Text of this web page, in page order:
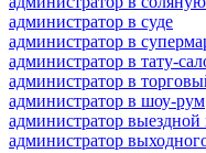
администратор в суде
администратор в
администратор в тату-
администратор в
администратор в шоу-рум
администратор
администратор